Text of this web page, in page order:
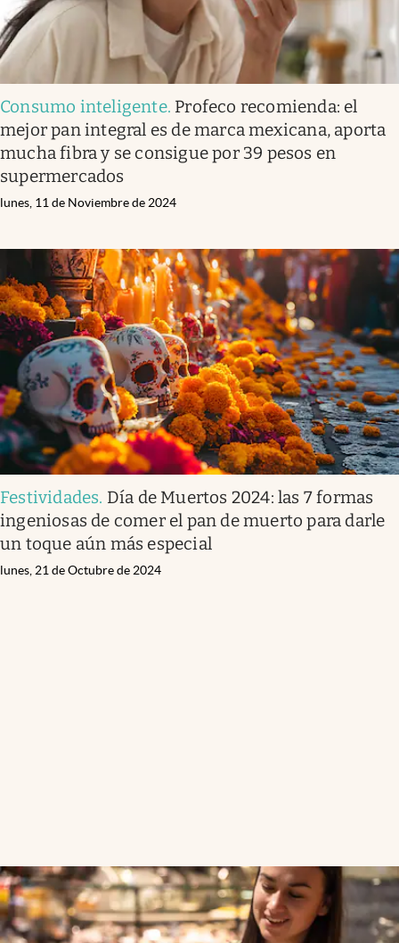
Consumo inteligente. Profeco recomienda: el
mejor pan integral es de marca mexicana, aporta
mucha fibra y se consigue por 39 pesos en
supermercados
lunes, 11 de Noviembre de 2024
Festividades. Día de Muertos 2024: las 7 formas
ingeniosas de comer el pan de muerto para darle
un toque aún más especial
lunes, 21 de Octubre de 2024